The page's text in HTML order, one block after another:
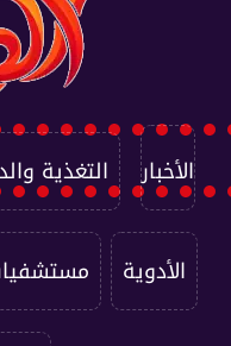
الأخبار التغذية
الأدوية